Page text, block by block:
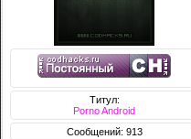
Титул:
Porno Android
Сообщений: 913